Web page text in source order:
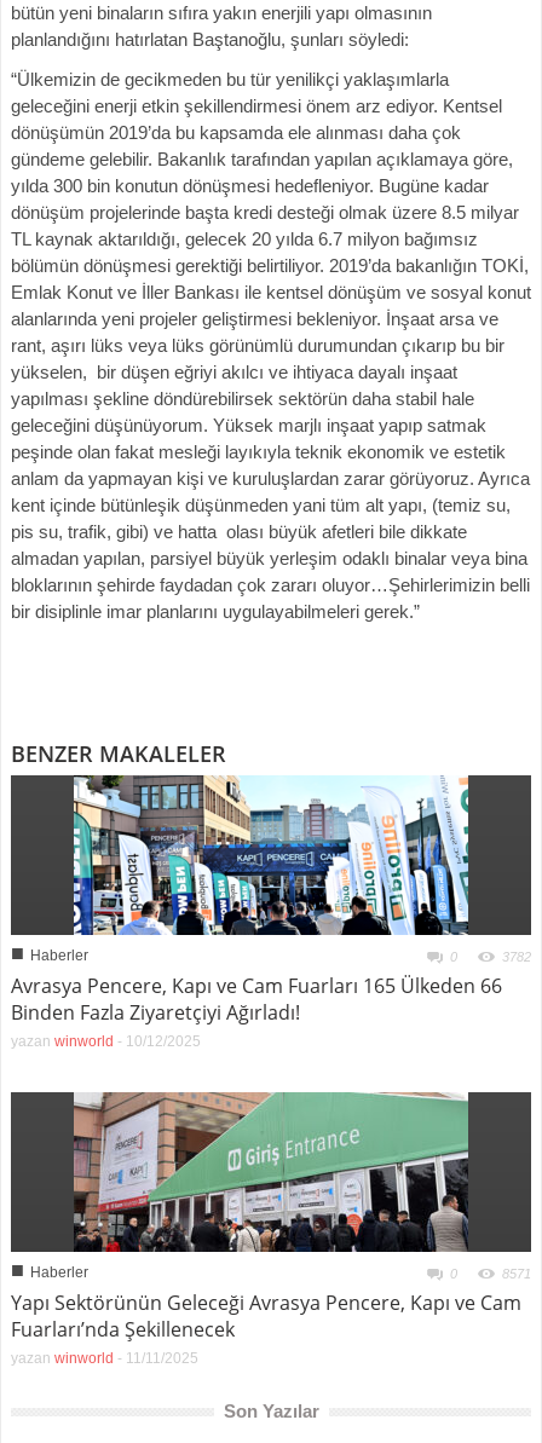
bütün yeni binaların sıfıra yakın enerjili yapı olmasının
planlandığını hatırlatan Baştanoğlu, şunları söyledi:
“Ülkemizin de gecikmeden bu tür yenilikçi yaklaşımlarla
geleceğini enerji etkin şekillendirmesi önem arz ediyor. Kentsel
dönüşümün 2019’da bu kapsamda ele alınması daha çok
gündeme gelebilir. Bakanlık tarafından yapılan açıklamaya göre,
yılda 300 bin konutun dönüşmesi hedefleniyor. Bugüne kadar
dönüşüm projelerinde başta kredi desteği olmak üzere 8.5 milyar
TL kaynak aktarıldığı, gelecek 20 yılda 6.7 milyon bağımsız
bölümün dönüşmesi gerektiği belirtiliyor. 2019’da bakanlığın TOKİ,
Emlak Konut ve İller Bankası ile kentsel dönüşüm ve sosyal konut
alanlarında yeni projeler geliştirmesi bekleniyor. İnşaat arsa ve
rant, aşırı lüks veya lüks görünümlü durumundan çıkarıp bu bir
yükselen, bir düşen eğriyi akılcı ve ihtiyaca dayalı inşaat
yapılması şekline döndürebilirsek sektörün daha stabil hale
geleceğini düşünüyorum. Yüksek marjlı inşaat yapıp satmak
peşinde olan fakat mesleği layıkıyla teknik ekonomik ve estetik
anlam da yapmayan kişi ve kuruluşlardan zarar görüyoruz. Ayrıca
kent içinde bütünleşik düşünmeden yani tüm alt yapı, (temiz su,
pis su, trafik, gibi) ve hatta olası büyük afetleri bile dikkate
almadan yapılan, parsiyel büyük yerleşim odaklı binalar veya bina
bloklarının şehirde faydadan çok zararı oluyor…Şehirlerimizin belli
bir disiplinle imar planlarını uygulayabilmeleri gerek.”
BENZER MAKALELER
■ Haberler 0 3782
Avrasya Pencere, Kapı ve Cam Fuarları 165 Ülkeden 66
Binden Fazla Ziyaretçiyi Ağırladı!
yazan winworld - 10/12/2025
■ Haberler 0 8571
Yapı Sektörünün Geleceği Avrasya Pencere, Kapı ve Cam
Fuarları’nda Şekillenecek
yazan winworld - 11/11/2025
Son Yazılar